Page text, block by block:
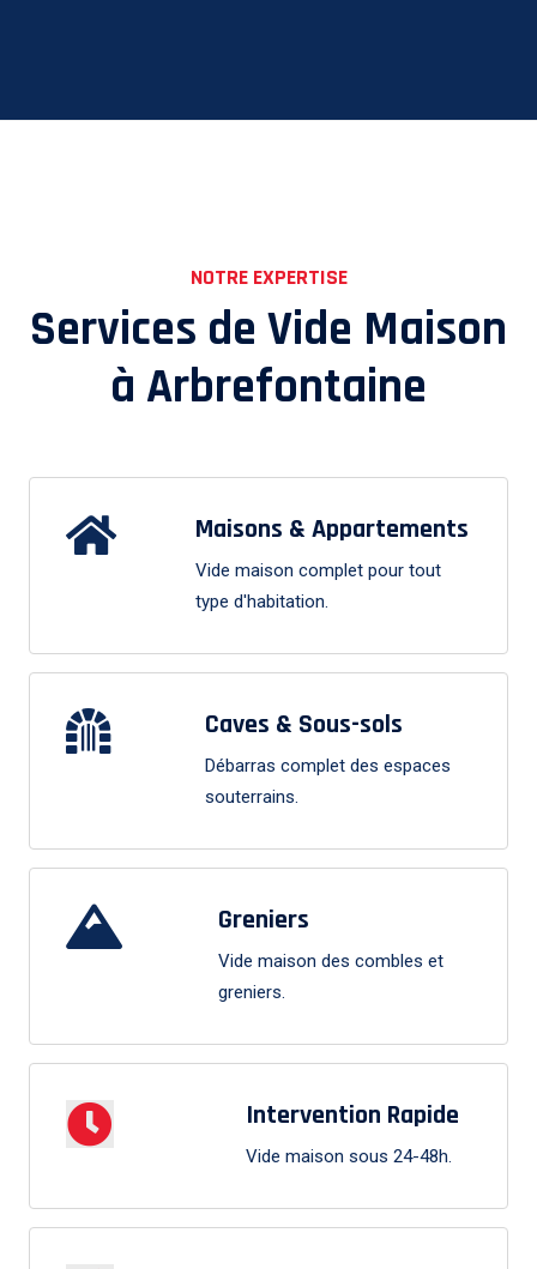
NOTRE EXPERTISE
Services de Vide Maison
à Arbrefontaine
Maisons & Appartements
Vide maison complet pour tout
type d'habitation.
Caves & Sous-sols
Débarras complet des espaces
souterrains.
Greniers
Vide maison des combles et
greniers.
Intervention Rapide
Vide maison sous 24-48h.